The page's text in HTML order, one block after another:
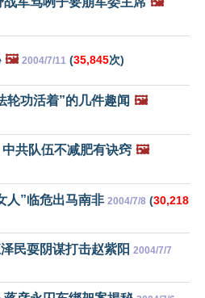
🖼️ 2004/7/11 (35,845次)
轮功活着”的几件趣闻 🖼️
共队伍不减肥有诀窍 🖼️
人”临危出马南非 2004/7/8 (30,218
民耍阴谋打击赵紫阳 2004/7/7